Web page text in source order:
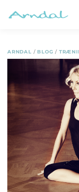
ARNDAL / BLOG /